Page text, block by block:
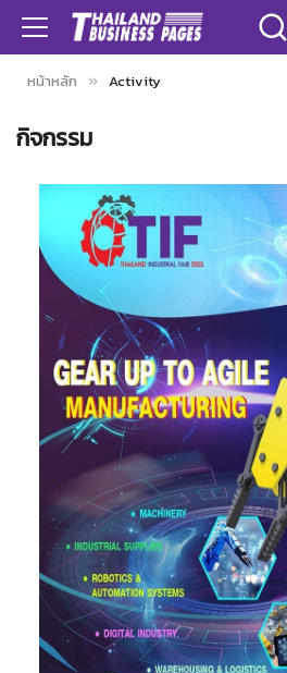
หน้าหลัก Activity
กิจกรรม